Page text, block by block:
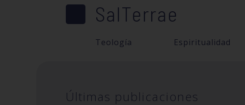
SalTerrae
Teología Espiritualidad
Últimas publicaciones